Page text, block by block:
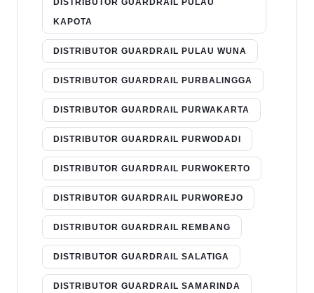
KAPOTA
DISTRIBUTOR GUARDRAIL PULAU WUNA
DISTRIBUTOR GUARDRAIL PURBALINGGA
DISTRIBUTOR GUARDRAIL PURWAKARTA
DISTRIBUTOR GUARDRAIL PURWODADI
DISTRIBUTOR GUARDRAIL PURWOKERTO
DISTRIBUTOR GUARDRAIL PURWOREJO
DISTRIBUTOR GUARDRAIL REMBANG
DISTRIBUTOR GUARDRAIL SALATIGA
DISTRIBUTOR GUARDRAIL SAMARINDA